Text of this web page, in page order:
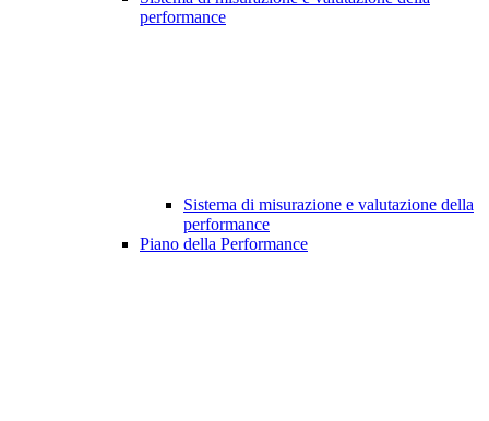
performance
Sistema di misurazione e valutazione della
performance
Piano della Performance